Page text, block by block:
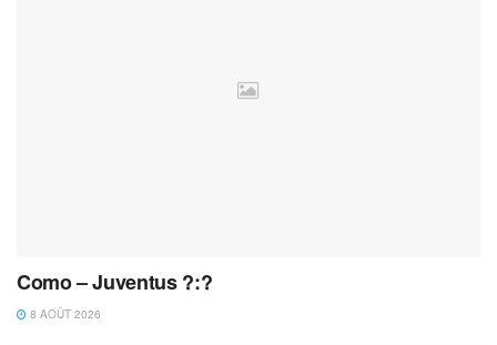
Como – Juventus ?:?
8 AOÛT 2026